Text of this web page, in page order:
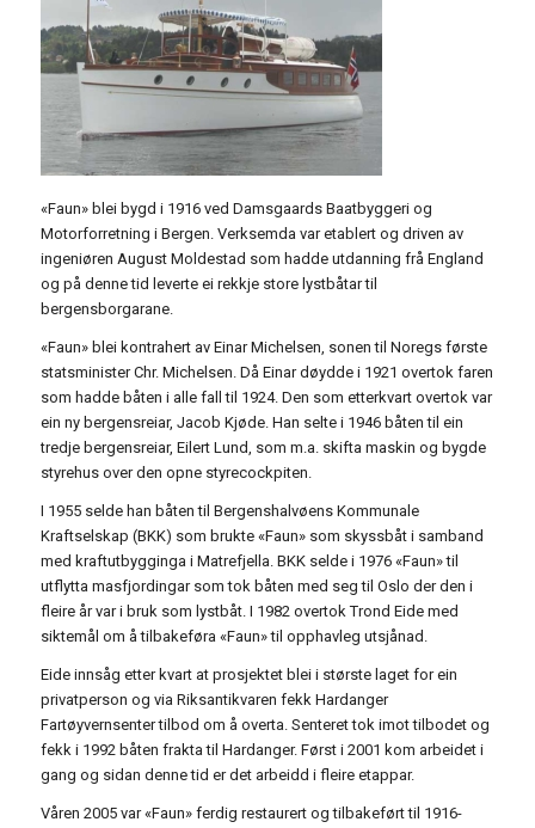
«Faun» blei bygd i 1916 ved Damsgaards Baatbyggeri og
Motorforretning i Bergen. Verksemda var etablert og driven av
ingeniøren August Moldestad som hadde utdanning frå England
og på denne tid leverte ei rekkje store lystbåtar til
bergensborgarane.
«Faun» blei kontrahert av Einar Michelsen, sonen til Noregs første
statsminister Chr. Michelsen. Då Einar døydde i 1921 overtok faren
som hadde båten i alle fall til 1924. Den som etterkvart overtok var
ein ny bergensreiar, Jacob Kjøde. Han selte i 1946 båten til ein
tredje bergensreiar, Eilert Lund, som m.a. skifta maskin og bygde
styrehus over den opne styrecockpiten.
I 1955 selde han båten til Bergenshalvøens Kommunale
Kraftselskap (BKK) som brukte «Faun» som skyssbåt i samband
med kraftutbygginga i Matrefjella. BKK selde i 1976 «Faun» til
utflytta masfjordingar som tok båten med seg til Oslo der den i
fleire år var i bruk som lystbåt. I 1982 overtok Trond Eide med
siktemål om å tilbakeføra «Faun» til opphavleg utsjånad.
Eide innsåg etter kvart at prosjektet blei i største laget for ein
privatperson og via Riksantikvaren fekk Hardanger
Fartøyvernsenter tilbod om å overta. Senteret tok imot tilbodet og
fekk i 1992 båten frakta til Hardanger. Først i 2001 kom arbeidet i
gang og sidan denne tid er det arbeidd i fleire etappar.
Våren 2005 var «Faun» ferdig restaurert og tilbakeført til 1916-